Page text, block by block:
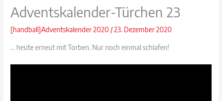
Adventskalender-Türchen 23
[handball]Adventskalender 2020 /23. Dezember 2020
… heute erneut mit Torben. Nur noch einmal schlafen!